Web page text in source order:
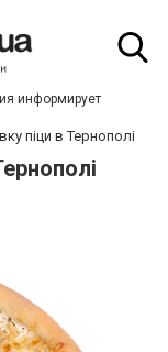
информирует
піци в Тернополі